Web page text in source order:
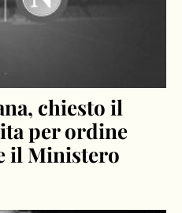
chiesto il
per ordine
il Ministero